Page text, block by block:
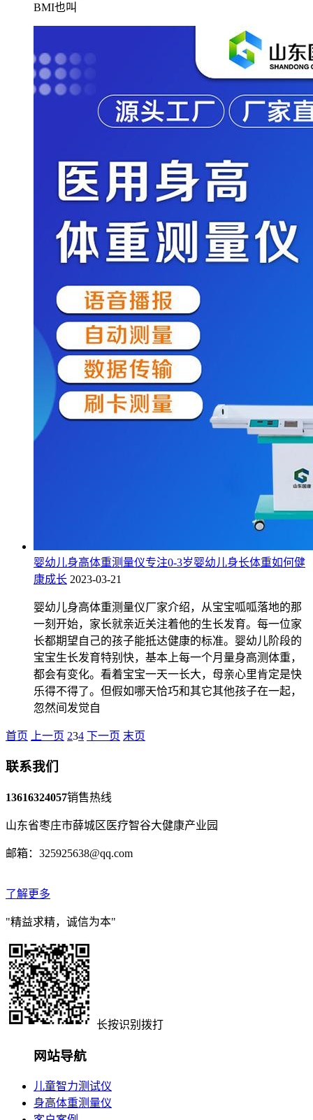
BMI也叫
婴幼儿身高体重测量仪专注0-3岁婴幼儿身长体重如何健
康成长 2023-03-21
婴幼儿身高体重测量仪厂家介绍，从宝宝呱呱落地的那
一刻开始，家长就亲近关注着他的生长发育。每一位家
长都期望自己的孩子能抵达健康的标准。婴幼儿阶段的
宝宝生长发育特别快，基本上每一个月量身高测体重，
都会有变化。看着宝宝一天一长大，母亲心里肯定是快
乐得不得了。但假如哪天恰巧和其它其他孩子在一起，
忽然间发觉自
首页 上一页 234 下一页 末页
联系我们
13616324057销售热线
山东省枣庄市薛城区医疗智谷大健康产业园
邮箱：325925638@qq.com
了解更多
"精益求精，诚信为本"
长按识别拨打
网站导航
儿童智力测试仪
身高体重测量仪